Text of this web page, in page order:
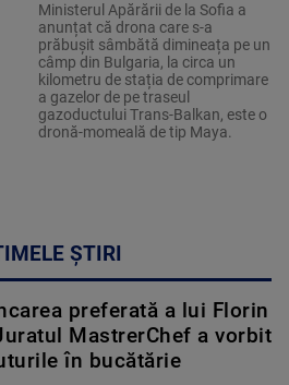
Ministerul Apărării de la Sofia a
anunțat că drona care s-a
prăbușit sâmbătă dimineața pe un
câmp din Bulgaria, la circa un
kilometru de stația de comprimare
a gazelor de pe traseul
gazoductului Trans-Balkan, este o
dronă-momeală de tip Maya.
ȘTIRI
preferată a lui Florin
MastrerChef a vorbit
în bucătărie